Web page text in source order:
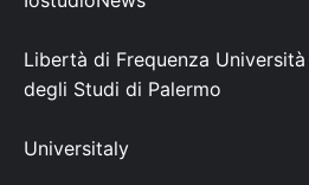
Libertà di Frequenza Università
degli Studi di Palermo
Universitaly